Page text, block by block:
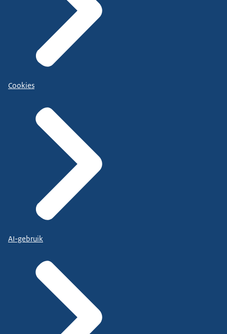
Cookies
AI-gebruik